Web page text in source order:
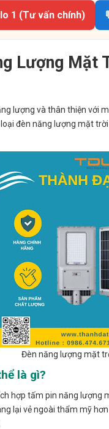
1 (Tư vấn chính)
Lượng
lượng và thân thiện với
đèn năng lượng mặt
Đèn năng lượng mặt
là gì?
hợp tấm pin năng lượng
lại vẻ ngoài thẩm mỹ